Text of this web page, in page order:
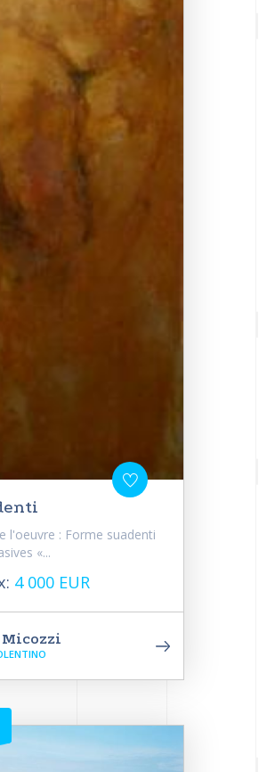
l'oeuvre : Forme suadenti
«...
4 000 EUR